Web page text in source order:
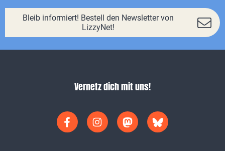
Bleib informiert! Bestell den Newsletter von
LizzyNet!
Vernetz dich mit uns!